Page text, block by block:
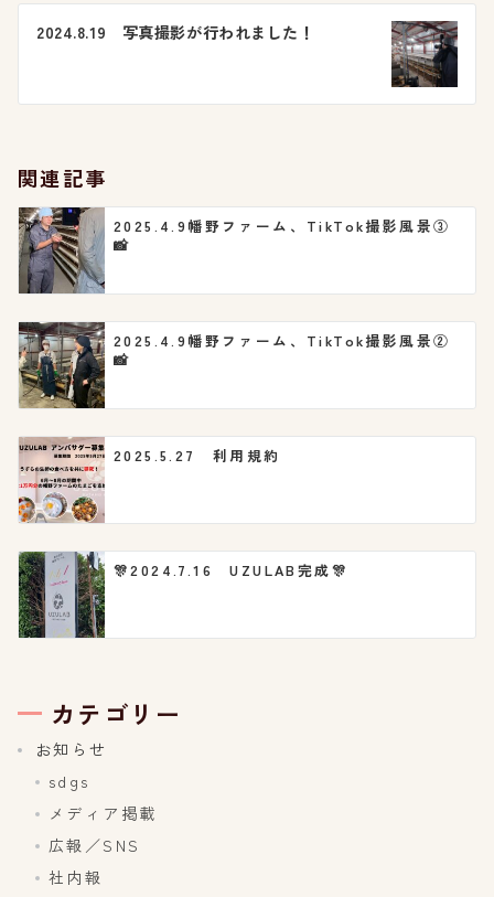
ビ
シ
ョ
ン
2024.8.19 写真撮影が行われました！
関連記事
2025.4.9幡野ファーム、TikTok撮影風景③
📸
2025.4.9幡野ファーム、TikTok撮影風景②
📸
2025.5.27 利用規約
🎊2024.7.16 UZULAB完成🎊
カテゴリー
お知らせ
sdgs
メディア掲載
広報／SNS
社内報